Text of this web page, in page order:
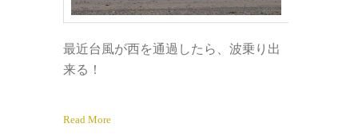
最近台風が西を通過したら、波乗り出
来る！
Read More